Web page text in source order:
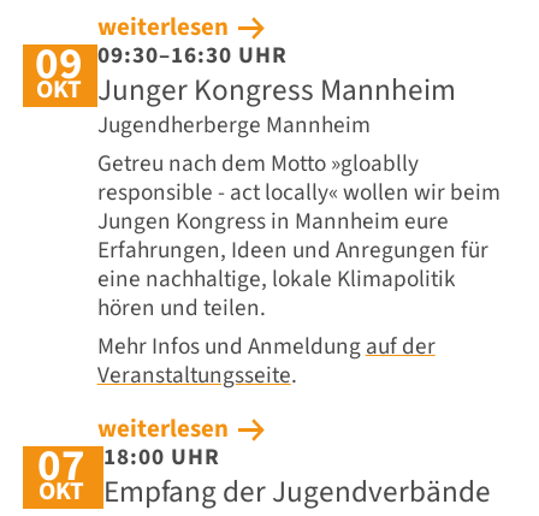
weiterlesen
09
OKT
09:30–16:30 UHR
Junger Kongress Mannheim
Jugendherberge Mannheim
Getreu nach dem Motto »gloablly
responsible - act locally« wollen wir beim
Jungen Kongress in Mannheim eure
Erfahrungen, Ideen und Anregungen für
eine nachhaltige, lokale Klimapolitik
hören und teilen.
Mehr Infos und Anmeldungauf der
Veranstaltungsseite.
weiterlesen
07
OKT
18:00 UHR
Empfang der Jugendverbände